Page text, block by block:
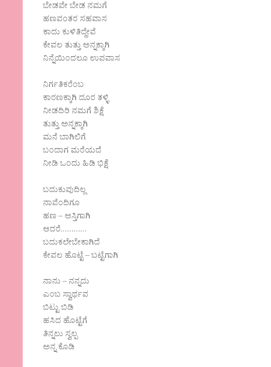
ಬೇಡವೇ ಬೇಡ ನಮಗೆ
ಹಣವಂತರ ಸಹವಾಸ
ಕಾದು ಕುಳಿತಿದ್ದೇವೆ
ಕೇವಲ ತುತ್ತು ಅನ್ನಕ್ಕಾಗಿ
ನಿನ್ನೆಯಿಂದಲೂ ಉಪವಾಸ
ನಿರ್ಗತಿಕರೆಂಬ
ಕಾರಣಕ್ಕಾಗಿ ದೂರ ತಳ್ಳಿ
ನೀಡದಿರಿ ನಮಗೆ ಶಿಕ್ಷೆ
ತುತ್ತು ಅನ್ನಕ್ಕಾಗಿ
ಮನೆ ಬಾಗಿಲಿಗೆ
ಬಂದಾಗ ಮರೆಯದೆ
ನೀಡಿ ಒಂದು ಹಿಡಿ ಭಿಕ್ಷೆ
ಬದುಕುವುದಿಲ್ಲ
ನಾವೆಂದಿಗೂ
ಹಣ – ಆಸ್ತಿಗಾಗಿ
ಆದರೆ…………
ಬದುಕಲೇಬೇಕಾಗಿದೆ
ಕೇವಲ ಹೊಟ್ಟೆ – ಬಟ್ಟೆಗಾಗಿ
ನಾನು – ನನ್ನದು
ಎಂಬ ಸ್ವಾರ್ಥವ
ಬಿಟ್ಟು ಬಿಡಿ
ಹಸಿದ ಹೊಟ್ಟೆಗೆ
ತಿನ್ನಲು ಸ್ವಲ್ಪ
ಅನ್ನ ಕೊಡಿ